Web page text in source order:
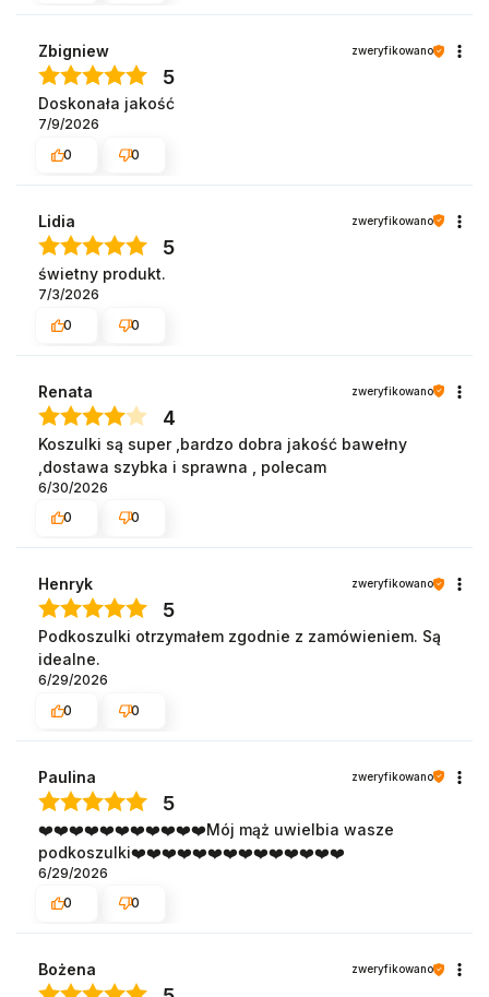
Zbigniew zweryfikowano
5
Doskonała jakość
7/9/2026
0
0
Lidia zweryfikowano
5
świetny produkt.
7/3/2026
0
0
Renata zweryfikowano
4
Koszulki są super ,bardzo dobra jakość bawełny
,dostawa szybka i sprawna , polecam
6/30/2026
0
0
Henryk zweryfikowano
5
Podkoszulki otrzymałem zgodnie z zamówieniem. Są
idealne.
6/29/2026
0
0
Paulina zweryfikowano
5
❤️❤️❤️❤️❤️❤️❤️❤️❤️❤️❤️Mój mąż uwielbia wasze
podkoszulki❤️❤️❤️❤️❤️❤️❤️❤️❤️❤️❤️❤️❤️❤️
6/29/2026
0
0
Bożena zweryfikowano